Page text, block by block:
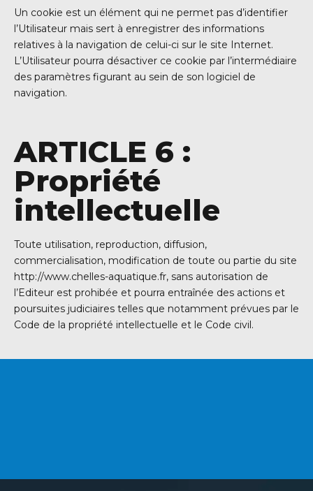
Un cookie est un élément qui ne permet pas d’identifier
l’Utilisateur mais sert à enregistrer des informations
relatives à la navigation de celui-ci sur le site Internet.
L’Utilisateur pourra désactiver ce cookie par l’intermédiaire
des paramètres figurant au sein de son logiciel de
navigation.
ARTICLE 6 :
Propriété
intellectuelle
Toute utilisation, reproduction, diffusion,
commercialisation, modification de toute ou partie du site
http://www.chelles-aquatique.fr, sans autorisation de
l’Editeur est prohibée et pourra entraînée des actions et
poursuites judiciaires telles que notamment prévues par le
Code de la propriété intellectuelle et le Code civil.